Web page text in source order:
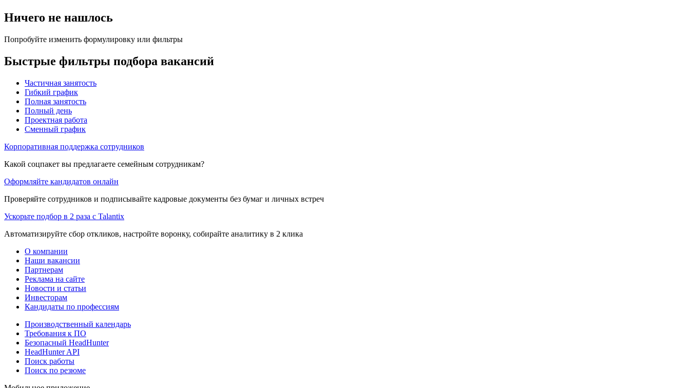
Ничего не нашлось
Попробуйте изменить формулировку или фильтры
Быстрые фильтры подбора вакансий
Частичная занятость
Гибкий график
Полная занятость
Полный день
Проектная работа
Сменный график
Корпоративная поддержка сотрудников
Какой соцпакет вы предлагаете семейным сотрудникам?
Оформляйте кандидатов онлайн
Проверяйте сотрудников и подписывайте кадровые документы без бумаг и личных встреч
Ускорьте подбор в 2 раза с Talantix
Автоматизируйте сбор откликов, настройте воронку, собирайте аналитику в 2 клика
О компании
Наши вакансии
Партнерам
Реклама на сайте
Новости и статьи
Инвесторам
Кандидаты по профессиям
Производственный календарь
Требования к ПО
Безопасный HeadHunter
HeadHunter API
Поиск работы
Поиск по резюме